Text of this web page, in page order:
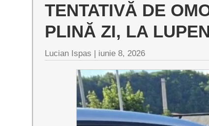
TENTATIVĂ DE
PLINĂ ZI, LA
Lucian Ispas | iunie 8, 2026